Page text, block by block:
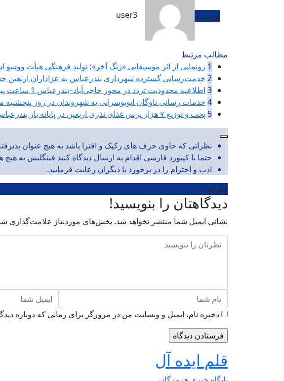
نویسنده user3
مطالب مرتبط
1 رونمایی از اثر موسیقایی «زنگ آخر»؛ تولید فرهنگی هیأت ووشو
2 خدمت‌رسانی گسترده شهرداری بندرعباس به عزاداران اربعین
3 اطلاعیه محدودیت تردد در محور حاجی‌آباد–بندرعباس 1 ساعت پیش
4 خدمات رسانی ناوگان اتوبوسرانی به شهروندان در روز پنجشنبه
5 پخت و توزیع ۷ هزار پرس غذای نذری اربعین در پایانه بار بندرعباس
نظراتی که حاوی حرف های رکیک و افترا باشد به هیچ عنوان
حتما با کیبورد فارسی اقدام به ارسال دیدگاه کنید فینگلیش به هیچ
ادب و احترام را در برخورد با دیگران رعایت فرمایید.
نظرات
دیدگاهتان را بنویسید!
نشانی ایمیل شما منتشر نخواهد شد. بخش‌های موردنیاز علامت‌گذاری
ذخیره نام، ایمیل و وبسایت من در مرورگر برای زمانی که دوباره
قلم ایده آل